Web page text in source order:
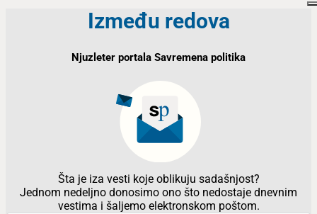
Između redova
Njuzleter portala Savremena politika
Šta je iza vesti koje oblikuju sadašnjost?
Jednom nedeljno donosimo ono što nedostaje dnevnim
vestima i šaljemo elektronskom poštom.